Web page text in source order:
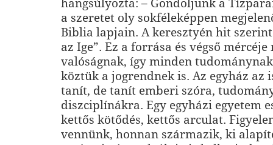
hangsúlyozta: – Gondoljunk a
a szeretet oly sokféleképpen
Biblia lapjain. A keresztyén hit
az Ige”. Ez a forrása és végső
valóságnak, így minden
köztük a jogrendnek is. Az egyház az
tanít, de tanít emberi szóra,
diszciplínákra. Egy egyházi egyetem
kettős kötődés, kettős arculat.
vennünk, honnan származik, ki